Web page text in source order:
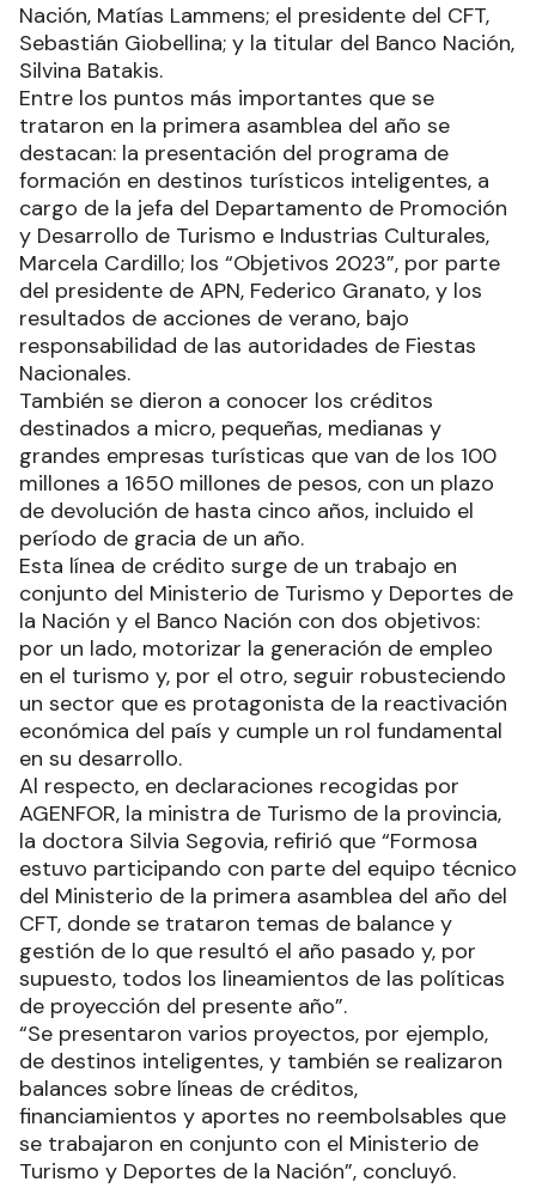
Nación, Matías Lammens; el presidente del CFT,
Sebastián Giobellina; y la titular del Banco Nación,
Silvina Batakis.
Entre los puntos más importantes que se
trataron en la primera asamblea del año se
destacan: la presentación del programa de
formación en destinos turísticos inteligentes, a
cargo de la jefa del Departamento de Promoción
y Desarrollo de Turismo e Industrias Culturales,
Marcela Cardillo; los “Objetivos 2023”, por parte
del presidente de APN, Federico Granato, y los
resultados de acciones de verano, bajo
responsabilidad de las autoridades de Fiestas
Nacionales.
También se dieron a conocer los créditos
destinados a micro, pequeñas, medianas y
grandes empresas turísticas que van de los 100
millones a 1650 millones de pesos, con un plazo
de devolución de hasta cinco años, incluido el
período de gracia de un año.
Esta línea de crédito surge de un trabajo en
conjunto del Ministerio de Turismo y Deportes de
la Nación y el Banco Nación con dos objetivos:
por un lado, motorizar la generación de empleo
en el turismo y, por el otro, seguir robusteciendo
un sector que es protagonista de la reactivación
económica del país y cumple un rol fundamental
en su desarrollo.
Al respecto, en declaraciones recogidas por
AGENFOR, la ministra de Turismo de la provincia,
la doctora Silvia Segovia, refirió que “Formosa
estuvo participando con parte del equipo técnico
del Ministerio de la primera asamblea del año del
CFT, donde se trataron temas de balance y
gestión de lo que resultó el año pasado y, por
supuesto, todos los lineamientos de las políticas
de proyección del presente año”.
“Se presentaron varios proyectos, por ejemplo,
de destinos inteligentes, y también se realizaron
balances sobre líneas de créditos,
financiamientos y aportes no reembolsables que
se trabajaron en conjunto con el Ministerio de
Turismo y Deportes de la Nación”, concluyó.